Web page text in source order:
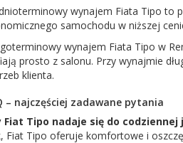
wynajem Fiata Tipo to
samochodu w niższej
wynajem Fiata Tipo w
prosto z salonu. Przy wynajmie
klienta.
– najczęściej zadawane pytania
Fiat Tipo nadaje się do codziennej
Fiat Tipo oferuje komfortowe i